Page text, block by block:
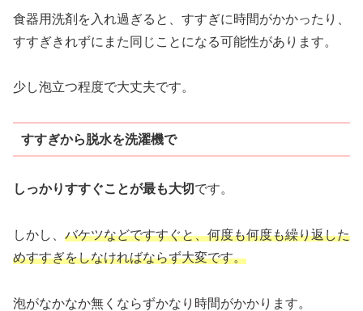
食器用洗剤を入れ過ぎると、すすぎに時間がかかったり、
すすぎきれずにまた同じことになる可能性があります。
少し泡立つ程度で大丈夫です。
すすぎから脱水を洗濯機で
しっかりすすぐことが最も大切 です。
しかし、 バケツなどですすぐと、何度も何度も繰り返した
めすすぎをしなければならず大変です。
泡がなかなか無くならずかなり時間がかかります。